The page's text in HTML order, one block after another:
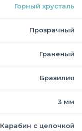
Горный хрусталь
Прозрачный
Граненый
Бразилия
3 мм
Карабин с цепочкой